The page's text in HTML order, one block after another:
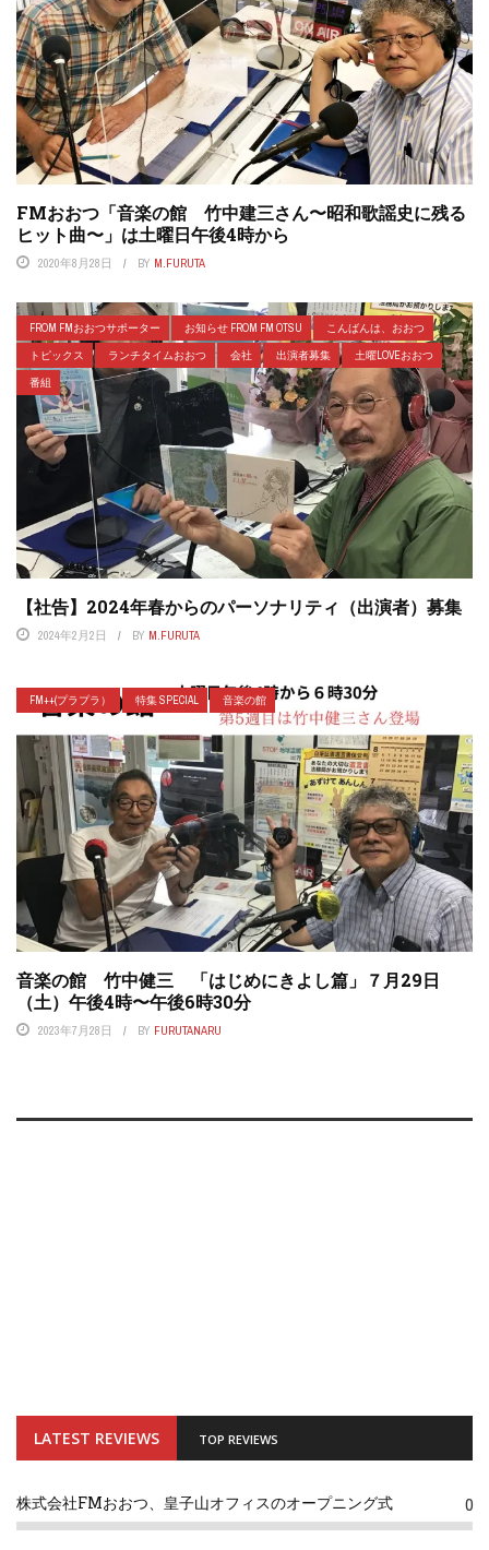
FMおおつ「音楽の館 竹中建三さん〜昭和歌謡史に残る
ヒット曲〜」は土曜日午後4時から
2020年8月28日 BY M.FURUTA
FROM FMおおつサポーター お知らせ FROM FM OTSU
こんばんは、おおつ
トピックス
ランチタイムおおつ 会社 出演者募集
土曜LOVEおおつ
番組
【社告】2024年春からのパーソナリティ（出演者）募集
2024年2月2日 BY M.FURUTA
FM++(プラプラ） 特集 SPECIAL 音楽の館
音楽の館 竹中健三 「はじめにきよし篇」７月29日
（土）午後4時〜午後6時30分
2023年7月28日 BY FURUTANARU
LATEST REVIEWS TOP REVIEWS
株式会社FMおおつ、皇子山オフィスのオープニング式 0